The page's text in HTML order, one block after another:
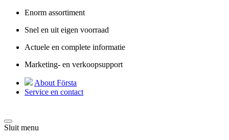
Enorm assortiment
Snel en uit eigen voorraad
Actuele en complete informatie
Marketing- en verkoopsupport
About Första
Service en contact
Sluit menu